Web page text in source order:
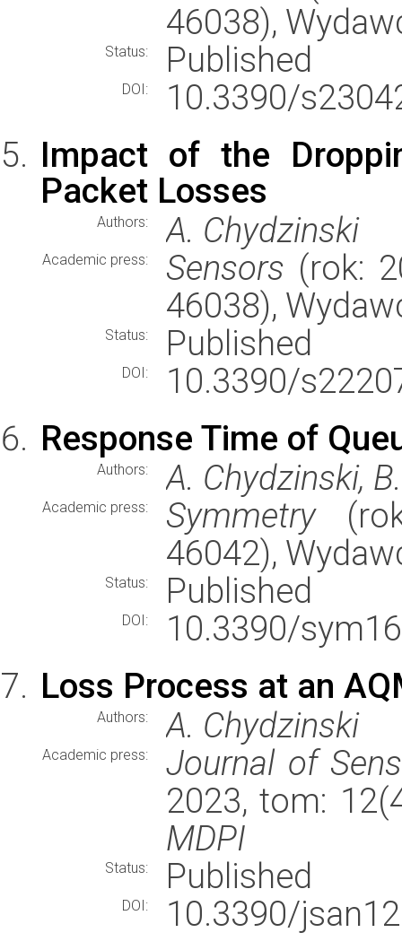
46038),
Status: Published
DOI:
10.3390/
Impact of the
Packet Losses
Authors: A. Chydzinski
Academic press: Sensors (rok:
46038),
Status: Published
DOI:
10.3390/
Response Time of
Authors: A. Chydzinski,
Academic press: Symmetry
46042),
Status: Published
DOI:
10.3390/
Loss Process at an
Authors: A. Chydzinski
Academic press:
Journal of
2023, tom:
MDPI
Status: Published
DOI:
10.3390/